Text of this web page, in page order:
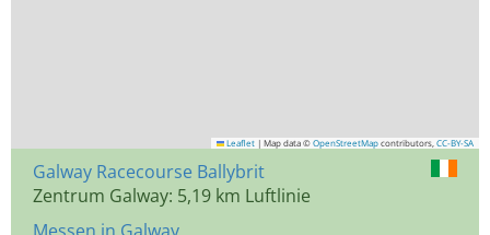
Leaflet | Map data © OpenStreetMap contributors, CC-BY-SA
Galway Racecourse Ballybrit
Zentrum Galway: 5,19 km Luftlinie